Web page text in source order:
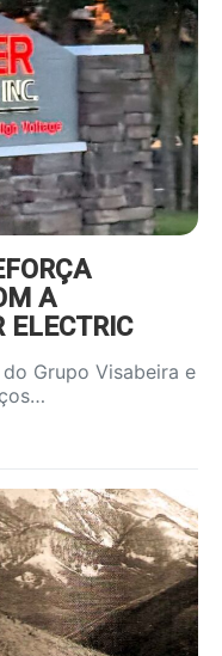
A
ELECTRIC
Grupo Visabeira e